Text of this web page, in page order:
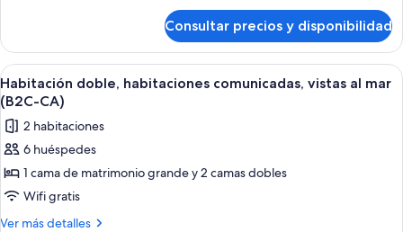
al
mar
(B2C-
CA)
estándar
doble,
vistas
al
mar
(B2C-
CA)
Consultar precios y disponibilidad
Abrir
todas
las
fotos
de
Habitación
doble,
habitaciones
Habitación de hotel con cama,
2
Habitación doble, habitaciones comunicadas, vistas al mar
(B2C-CA)
2 habitaciones
6 huéspedes
1 cama de matrimonio grande y 2 camas dobles
Wifi gratis
Ver más detalles
Más